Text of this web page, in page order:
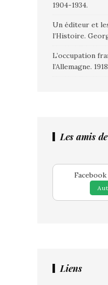
1904-1934.
Un éditeur et
l’Histoire.
L’occupation
l’Allemagne.
Les amis
Liens